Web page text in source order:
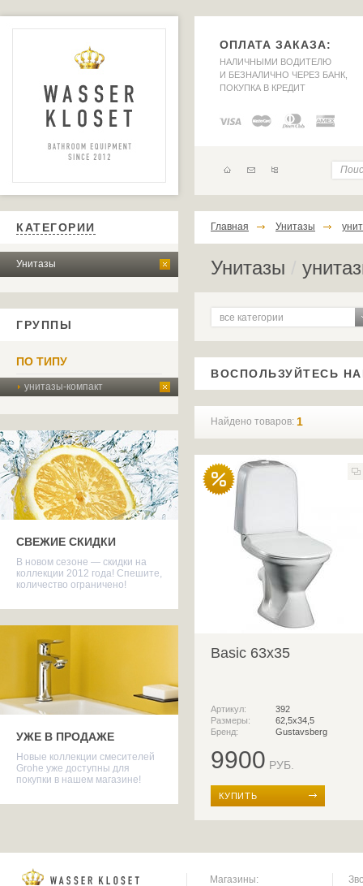
ОПЛАТА ЗАКАЗА:
НАЛИЧНЫМИ ВОДИТЕЛЮ
И БЕЗНАЛИЧНО ЧЕРЕЗ БАНК,
ПОКУПКА В КРЕДИТ
КАТЕГОРИИ
Унитазы
ГРУППЫ
ПО ТИПУ
унитазы-компакт
СВЕЖИЕ СКИДКИ
В новом сезоне — скидки на
коллекции 2012 года! Спешите,
количество ограничено!
УЖЕ В ПРОДАЖЕ
Новые коллекции смесителей
Grohe уже доступны для
покупки в нашем магазине!
Главная Унитазы
Унитазы
все категории
ВОСПОЛЬЗУЙТЕСЬ
Найдено товаров: 1
Basic 63x35
Артикул:
392
Размеры:
62,5x34,5
Бренд:
Gustavsberg
9900 РУБ.
КУПИТЬ
Магазины: